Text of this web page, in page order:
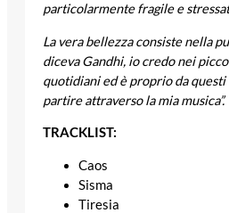
particolarmente fragile e
La vera bellezza consiste nella
diceva Gandhi, io credo nei
quotidiani ed è proprio da
partire attraverso la mia musica”.
TRACKLIST:
Caos
Sisma
Tiresia